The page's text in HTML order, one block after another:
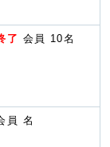
了 会員 10名
員 名